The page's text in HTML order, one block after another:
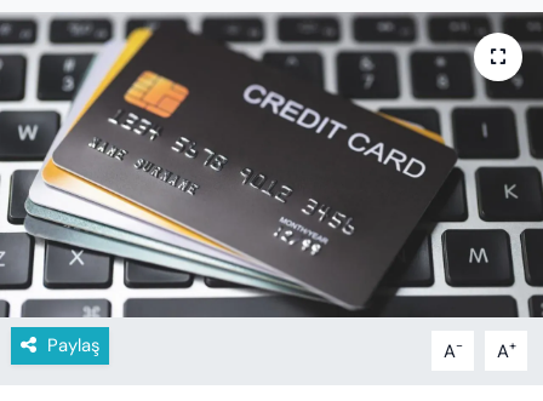
Paylaş A- A+
EĞİTİM
KADIN
SAĞLIK
SPOR
KÜLTÜR-SANAT
MAGAZİN
Haber Arşivi